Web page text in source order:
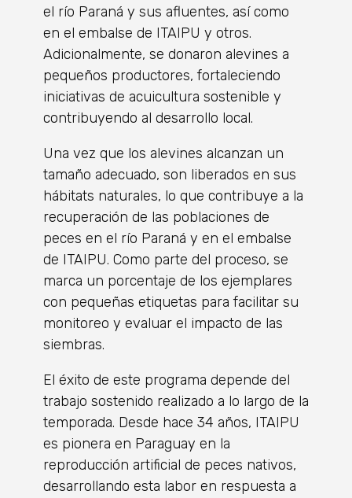
el río Paraná y sus afluentes, así como
en el embalse de ITAIPU y otros.
Adicionalmente, se donaron alevines a
pequeños productores, fortaleciendo
iniciativas de acuicultura sostenible y
contribuyendo al desarrollo local.
Una vez que los alevines alcanzan un
tamaño adecuado, son liberados en sus
hábitats naturales, lo que contribuye a la
recuperación de las poblaciones de
peces en el río Paraná y en el embalse
de ITAIPU. Como parte del proceso, se
marca un porcentaje de los ejemplares
con pequeñas etiquetas para facilitar su
monitoreo y evaluar el impacto de las
siembras.
El éxito de este programa depende del
trabajo sostenido realizado a lo largo de la
temporada. Desde hace 34 años, ITAIPU
es pionera en Paraguay en la
reproducción artificial de peces nativos,
desarrollando esta labor en respuesta a